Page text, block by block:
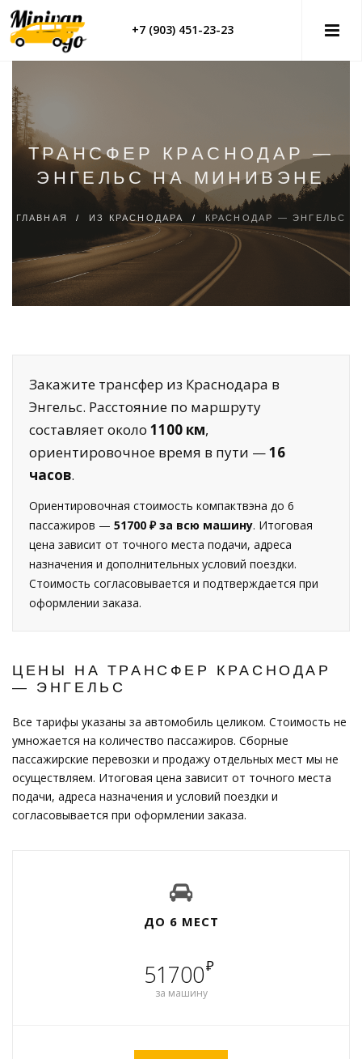
+7 (903) 451-23-23
ТРАНСФЕР КРАСНОДАР —
ЭНГЕЛЬС НА МИНИВЭНЕ
ГЛАВНАЯ / ИЗ КРАСНОДАРА / КРАСНОДАР — ЭНГЕЛЬС
Закажите трансфер из Краснодара в
Энгельс. Расстояние по маршруту
составляет около 1100 км,
ориентировочное время в пути —16
часов.
Ориентировочная стоимость компактвэна до 6
пассажиров — 51700 ₽ за всю машину. Итоговая
цена зависит от точного места подачи, адреса
назначения и дополнительных условий поездки.
Стоимость согласовывается и подтверждается при
оформлении заказа.
ЦЕНЫ НА ТРАНСФЕР КРАСНОДАР
— ЭНГЕЛЬС
Все тарифы указаны за автомобиль целиком. Стоимость не
умножается на количество пассажиров. Сборные
пассажирские перевозки и продажу отдельных мест мы не
осуществляем. Итоговая цена зависит от точного места
подачи, адреса назначения и условий поездки и
согласовывается при оформлении заказа.
ДО 6 МЕСТ
51700₽
за машину